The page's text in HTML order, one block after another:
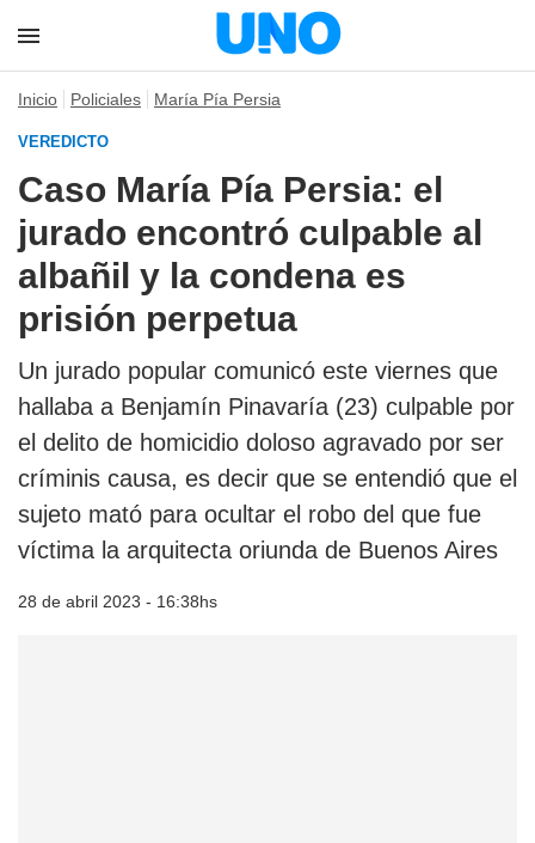
Inicio Policiales María Pía Persia
VEREDICTO
Caso María Pía Persia: el
jurado encontró culpable al
albañil y la condena es
prisión perpetua
Un jurado popular comunicó este viernes que
hallaba a Benjamín Pinavaría (23) culpable por
el delito de homicidio doloso agravado por ser
críminis causa, es decir que se entendió que el
sujeto mató para ocultar el robo del que fue
víctima la arquitecta oriunda de Buenos Aires
28 de abril 2023 - 16:38hs